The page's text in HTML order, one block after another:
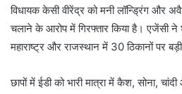
विधायक केसी वीरेंद्र को मनी लॉन्ड्रिंग और
चलाने के आरोप में गिरफ्तार किया है। एजेंसी ने
महाराष्ट्र और राजस्थान में 30 ठिकानों पर बड़ी
छापों में ईडी को भारी मात्रा में कैश, सोना,